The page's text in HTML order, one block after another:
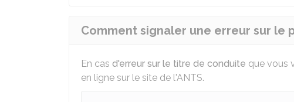
Comment signaler une erreur sur le
En cas d'erreur sur le titre de conduite que vous
en ligne sur le site de l'ANTS.